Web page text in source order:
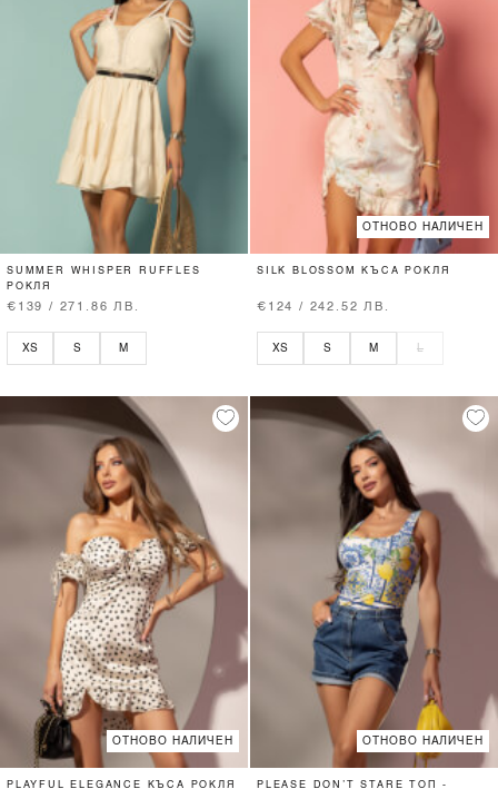
SUMMER WHISPER RUFFLES
РОКЛЯ
€139 / 271.86 ЛВ.
XS S M
ОТНОВО НАЛИЧЕН
SILK BLOSSOM КЪСА РОКЛЯ
€124 / 242.52 ЛВ.
XS S M L
ОТНОВО НАЛИЧЕН
PLAYFUL ELEGANCE КЪСА РОКЛЯ
ОТНОВО НАЛИЧЕН
PLEASE DON’T STARE ТОП -